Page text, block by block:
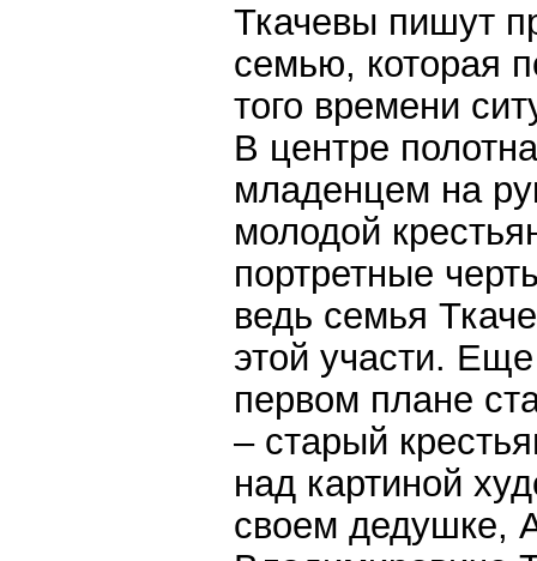
Ткачевы пишут
семью, которая
того времени
В центре
младенцем на
молодой
портретные
ведь семья
этой участи.
первом плане
– старый
над картиной
своем дедушке,